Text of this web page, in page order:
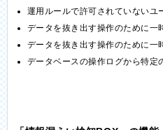
運用ルールで許可されていないユ
データを抜き出す操作のために一
データを抜き出す操作のために一
データベースの操作ログから特定